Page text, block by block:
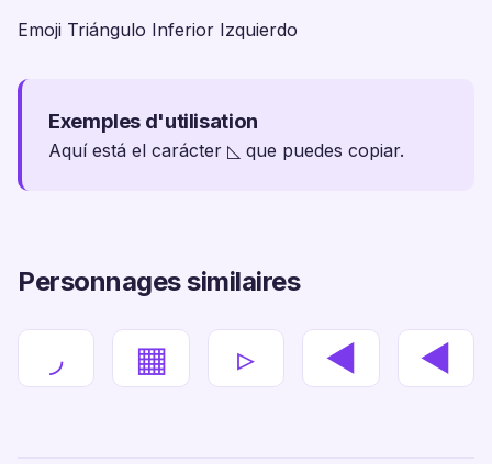
Emoji Triángulo Inferior Izquierdo
Exemples d'utilisation
Aquí está el carácter ◺ que puedes copiar.
Personnages similaires
◞ ▦ ▹ ◄ ◀